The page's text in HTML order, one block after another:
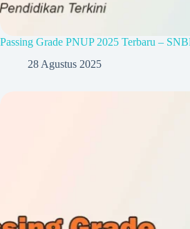
Passing Grade PNUP 2025 Terbaru –
28 Agustus 2025